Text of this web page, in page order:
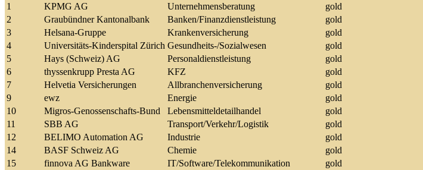
1
KPMG AG Unternehmensberatung
gold
2
Graubündner Kantonalbank Banken/Finanzdienstleistung
gold
3
Helsana-Gruppe Krankenversicherung
gold
4
Universitäts-Kinderspital Zürich Gesundheits-/Sozialwesen
gold
5
Hays (Schweiz) AG Personaldienstleistung
gold
6
thyssenkrupp Presta AG KFZ
gold
7
Helvetia Versicherungen Allbranchenversicherung
gold
9
ewz Energie
gold
10
Migros-Genossenschafts-Bund Lebensmitteldetailhandel
gold
11
SBB AG Transport/Verkehr/Logistik
gold
12
BELIMO Automation AG Industrie
gold
14
BASF Schweiz AG Chemie
gold
15
finnova AG Bankware IT/Software/Telekommunikation
gold